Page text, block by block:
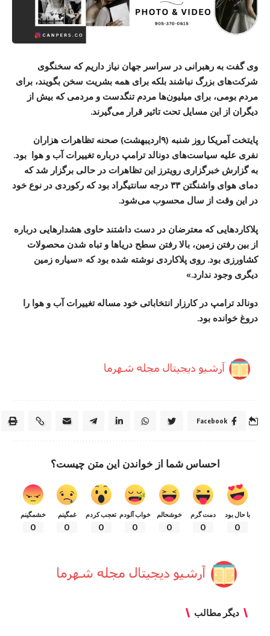
وی گفت به رهبرانی در سراسر جهان نیاز داریم که سخنگوی
شرکت‌های بزرگ نباشند بلکه برای همه بشریت سخن بگویند، برای
مردم بومی، برای میلیون‌ها مردم تنگدست و مردمی که بیش از
دیگران از این مسایل تحت تاثیر قرار می‌گیرند.
پایتخت آمریکا روز شنبه (۹اردیبهشت) صحنه تظاهرات هزاران
نفری علیه سیاست‌های دونالد ترامپ درباره تغییرات آب و هوا بود.
به گزارش خبرگزاری رویترز این تظاهرات در حالی برگزار شد که
دمای هوای واشنگتن ۳۳ درجه سانتیگراد بود که رکوردی در نوع خود
در این وقت از سال محسوب می‌شود.
پلاکاردهایی که معترضان در دست داشتند حاوی هشدارهایی درباره
از بین رفتن زمین، بالا رفتن سطح دریاها و تباه شدن محصولات
کشاورزی بود. روی پلاکاردی نوشته شده بود که «سیاره زمین
دیگری وجود ندارد.»
دونالد ترامپ در کارزار انتخاباتی خود مساله تغییرات آب و هوا را
دروغ خوانده بود.
Facebook
احساس شما از خواندن این متن چیست؟
با حال بود
0
دمت گرم
0
خوشحالم
0
خواب آلودم
0
تعجب کردم
0
غمگینم
0
خشمگینم
0
دیگر مطالب